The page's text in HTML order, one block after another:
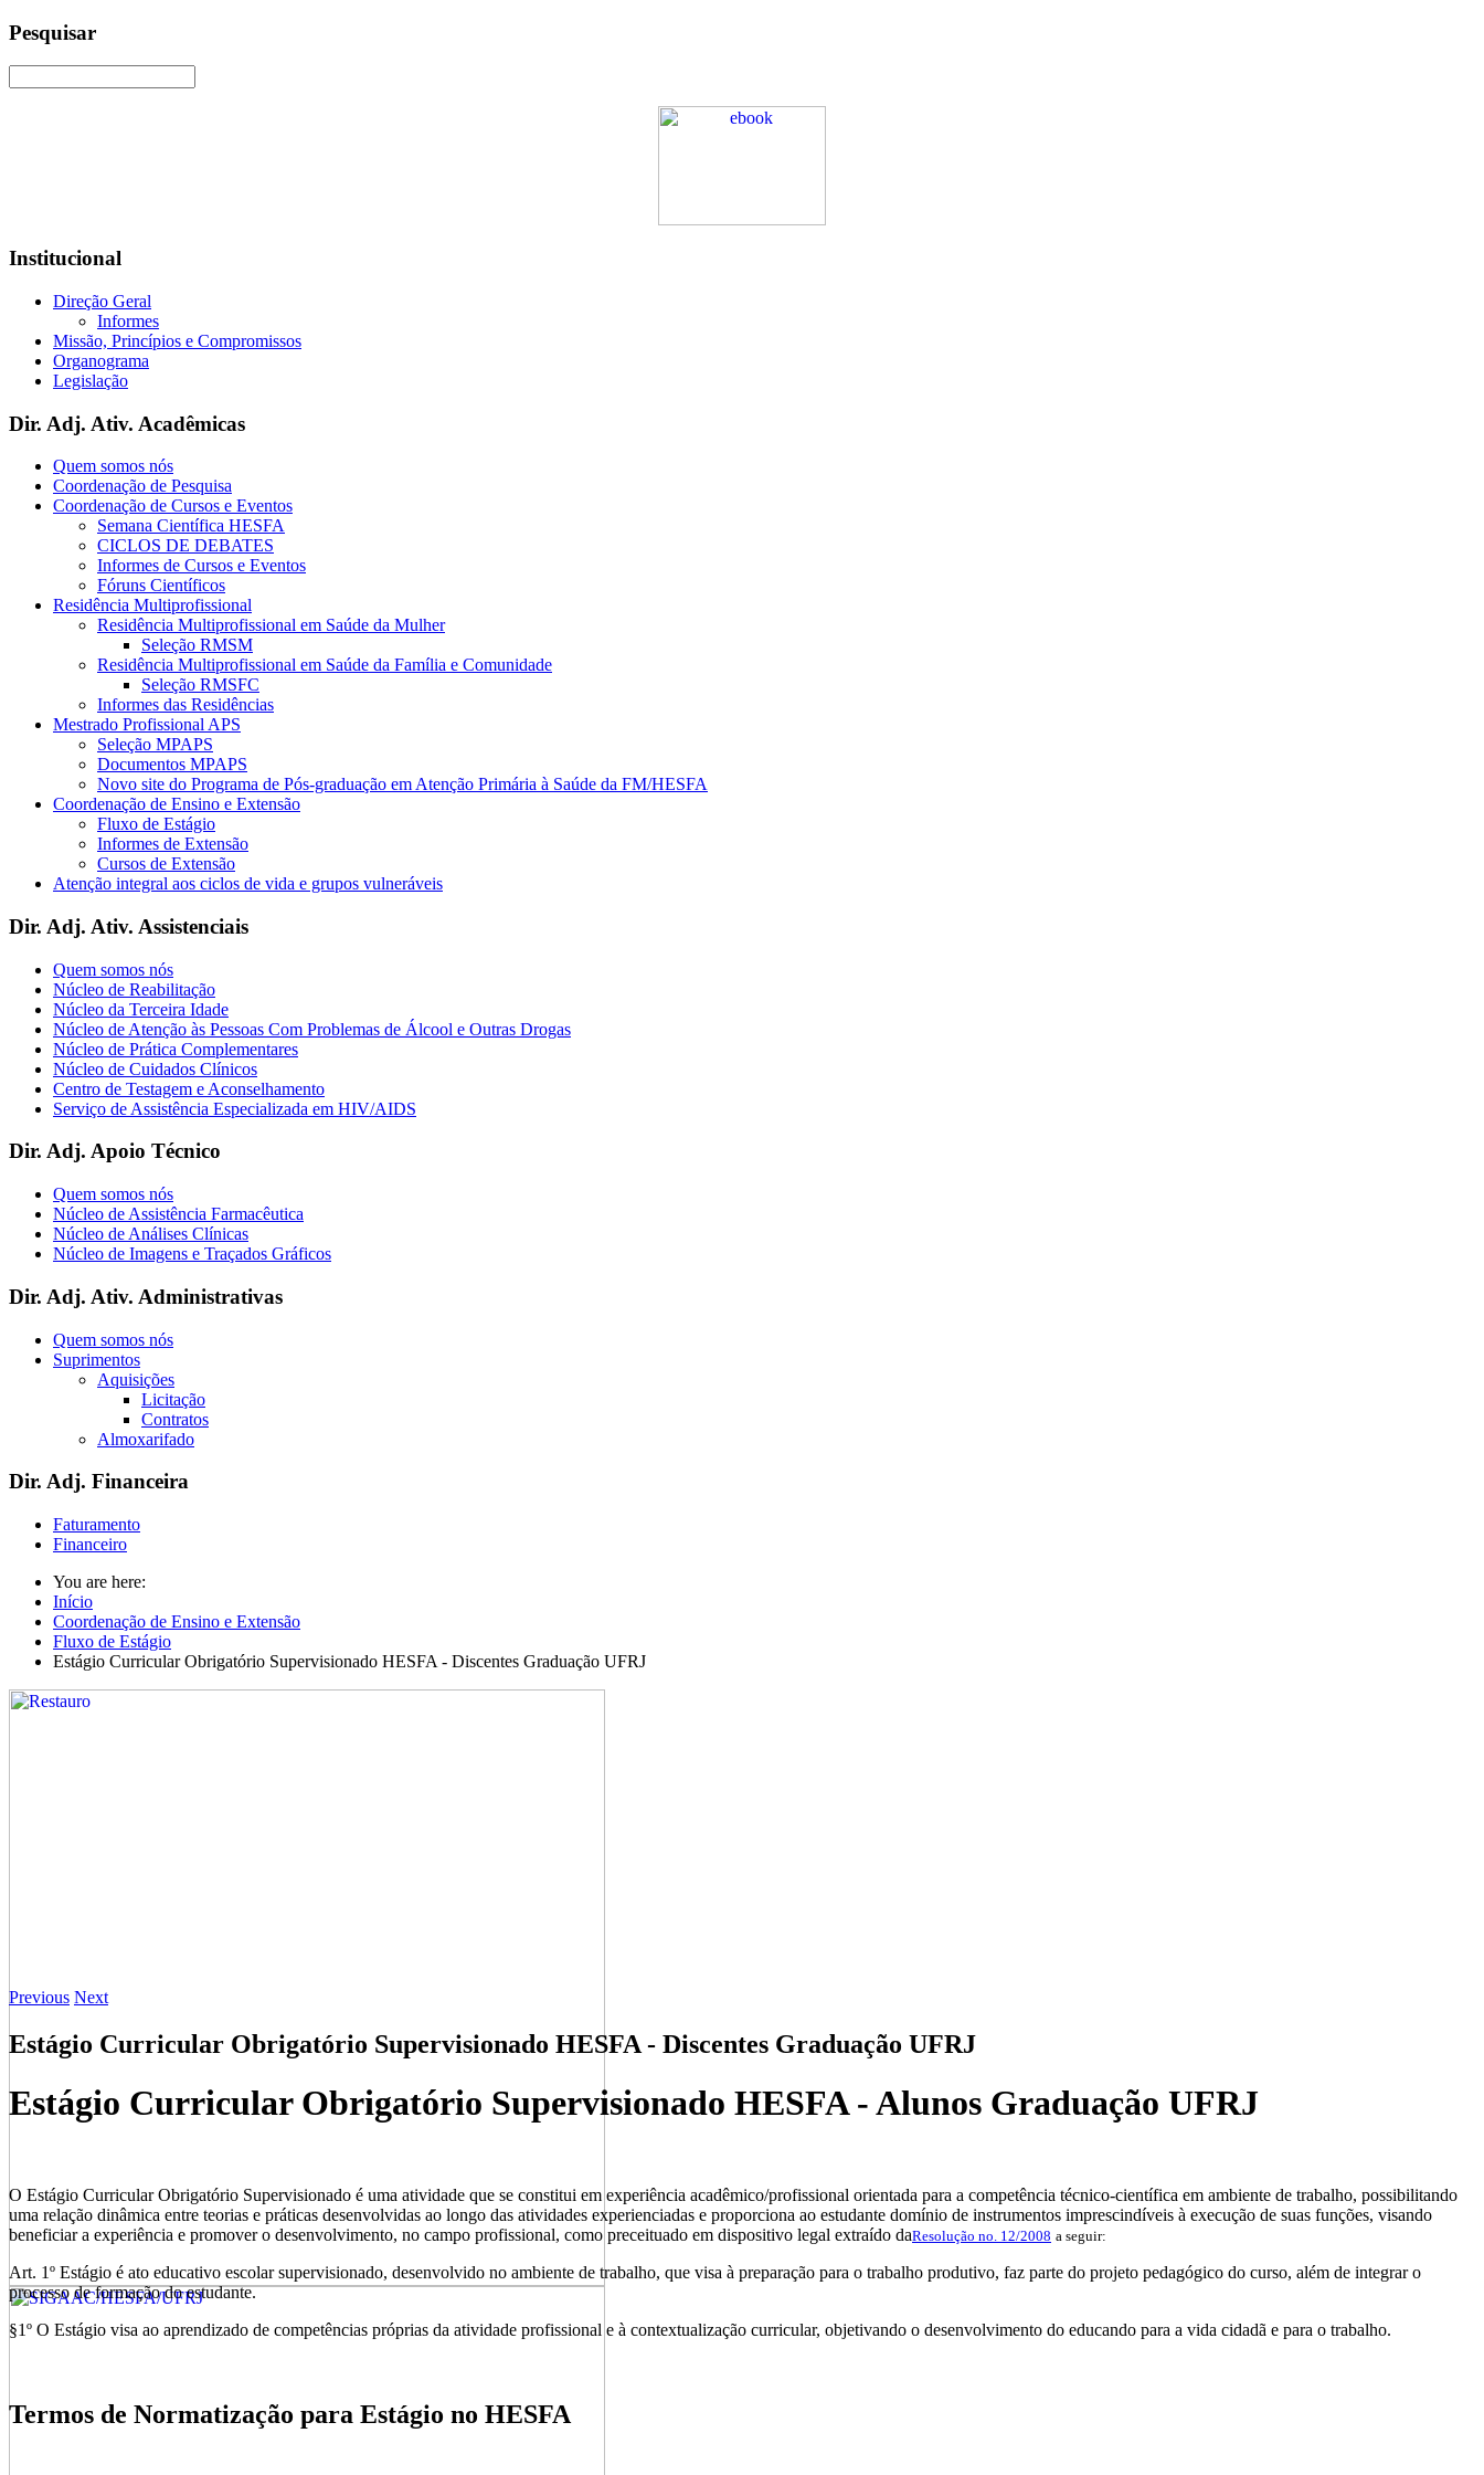
Pesquisar
Institucional
Direção Geral
Informes
Missão, Princípios e Compromissos
Organograma
Legislação
Dir. Adj. Ativ. Acadêmicas
Quem somos nós
Coordenação de Pesquisa
Coordenação de Cursos e Eventos
Semana Científica HESFA
CICLOS DE DEBATES
Informes de Cursos e Eventos
Fóruns Científicos
Residência Multiprofissional
Residência Multiprofissional em Saúde da Mulher
Seleção RMSM
Residência Multiprofissional em Saúde da Família e Comunidade
Seleção RMSFC
Informes das Residências
Mestrado Profissional APS
Seleção MPAPS
Documentos MPAPS
Novo site do Programa de Pós-graduação em Atenção Primária à Saúde da FM/HESFA
Coordenação de Ensino e Extensão
Fluxo de Estágio
Informes de Extensão
Cursos de Extensão
Atenção integral aos ciclos de vida e grupos vulneráveis
Dir. Adj. Ativ. Assistenciais
Quem somos nós
Núcleo de Reabilitação
Núcleo da Terceira Idade
Núcleo de Atenção às Pessoas Com Problemas de Álcool e Outras Drogas
Núcleo de Prática Complementares
Núcleo de Cuidados Clínicos
Centro de Testagem e Aconselhamento
Serviço de Assistência Especializada em HIV/AIDS
Dir. Adj. Apoio Técnico
Quem somos nós
Núcleo de Assistência Farmacêutica
Núcleo de Análises Clínicas
Núcleo de Imagens e Traçados Gráficos
Dir. Adj. Ativ. Administrativas
Quem somos nós
Suprimentos
Aquisições
Licitação
Contratos
Almoxarifado
Dir. Adj. Financeira
Faturamento
Financeiro
You are here:
Início
Coordenação de Ensino e Extensão
Fluxo de Estágio
Estágio Curricular Obrigatório Supervisionado HESFA - Discentes Graduação UFRJ
Previous Next
Estágio Curricular Obrigatório Supervisionado HESFA - Discentes Graduação UFRJ
Estágio Curricular Obrigatório Supervisionado HESFA - Alunos Graduação UFRJ
O Estágio Curricular Obrigatório Supervisionado é uma atividade que se constitui em experiência acadêmico/profissional orientada para a competência técnico-científica em ambiente de trabalho, possibilitando
uma relação dinâmica entre teorias e práticas desenvolvidas ao longo das atividades experienciadas e proporciona ao estudante domínio de instrumentos imprescindíveis à execução de suas funções, visando
beneficiar a experiência e promover o desenvolvimento, no campo profissional, como preceituado em dispositivo legal extraído daResolução no. 12/2008 a seguir:
Art. 1º Estágio é ato educativo escolar supervisionado, desenvolvido no ambiente de trabalho, que visa à preparação para o trabalho produtivo, faz parte do projeto pedagógico do curso, além de integrar o
processo de formação do estudante.
§1º O Estágio visa ao aprendizado de competências próprias da atividade profissional e à contextualização curricular, objetivando o desenvolvimento do educando para a vida cidadã e para o trabalho.
Termos de Normatização para Estágio no HESFA